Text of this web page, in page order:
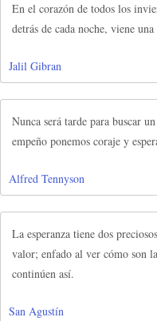
En el corazón de todos los
detrás de cada noche, viene
Jalil Gibran
Nunca será tarde para buscar
empeño ponemos coraje y
Alfred Tennyson
La esperanza tiene dos
valor; enfado al ver cómo son
continúen así.
San Agustín